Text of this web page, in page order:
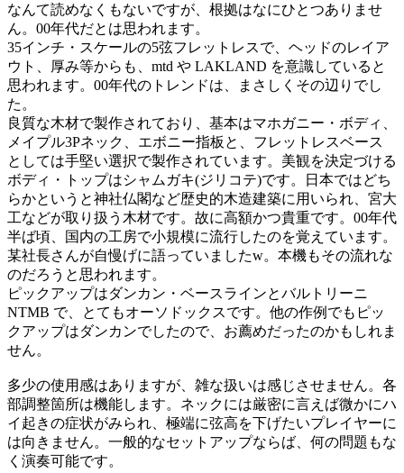
なんて読めなくもないですが、根拠はなにひとつありませ
ん。00年代だとは思われます。
35インチ・スケールの5弦フレットレスで、ヘッドのレイア
ウト、厚み等からも、mtd や LAKLAND を意識していると
思われます。00年代のトレンドは、まさしくその辺りでし
た。
良質な木材で製作されており、基本はマホガニー・ボディ、
メイプル3Pネック、エボニー指板と、フレットレスベース
としては手堅い選択で製作されています。美観を決定づける
ボディ・トップはシャムガキ(ジリコテ)です。日本ではどち
らかというと神社仏閣など歴史的木造建築に用いられ、宮大
工などが取り扱う木材です。故に高額かつ貴重です。00年代
半ば頃、国内の工房で小規模に流行したのを覚えています。
某社長さんが自慢げに語っていましたw。本機もその流れな
のだろうと思われます。
ピックアップはダンカン・ベースラインとバルトリーニ
NTMB で、とてもオーソドックスです。他の作例でもピッ
クアップはダンカンでしたので、お薦めだったのかもしれま
せん。
多少の使用感はありますが、雑な扱いは感じさせません。各
部調整箇所は機能します。ネックには厳密に言えば微かにハ
イ起きの症状がみられ、極端に弦高を下げたいプレイヤーに
は向きません。一般的なセットアップならば、何の問題もな
く演奏可能です。